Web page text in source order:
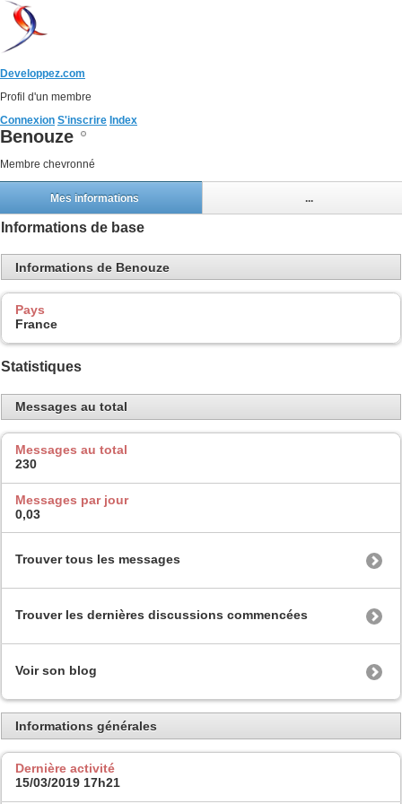
Developpez.com
Profil d'un membre
Connexion S'inscrire Index
Benouze
Membre chevronné
Mes informations ...
Informations de base
Informations de Benouze
Pays
France
Statistiques
Messages au total
Messages au total
230
Messages par jour
0,03
Trouver tous les messages
Trouver les dernières discussions commencées
Voir son blog
Informations générales
Dernière activité
15/03/2019 17h21